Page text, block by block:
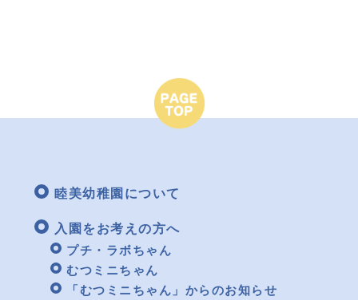
睦美幼稚園について
入園をお考えの方へ
プチ・ラボちゃん
むつミニちゃん
「むつミニちゃん」からのお知らせ